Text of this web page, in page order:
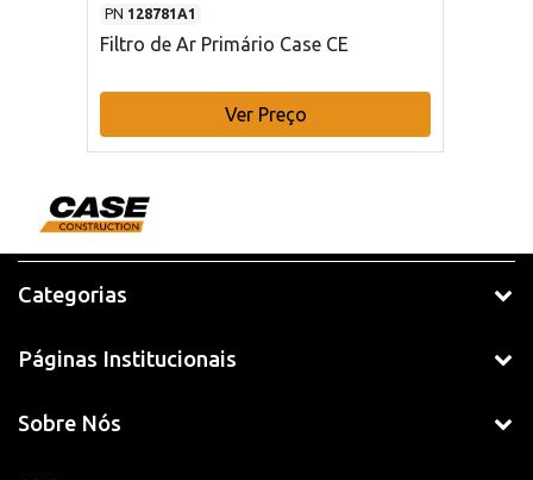
PN 128781A1
Filtro de Ar Primário Case CE
Ver Preço
Categorias
Páginas Institucionais
Sobre Nós